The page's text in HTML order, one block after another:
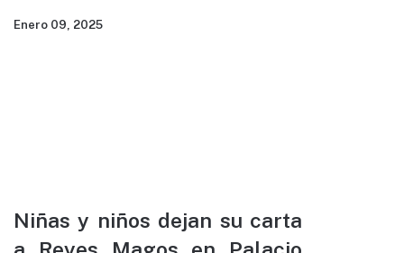
Enero 09, 2025
Niñas y niños dejan su carta